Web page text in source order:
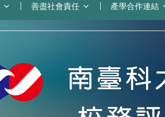
善盡社會責任 產學合作連結